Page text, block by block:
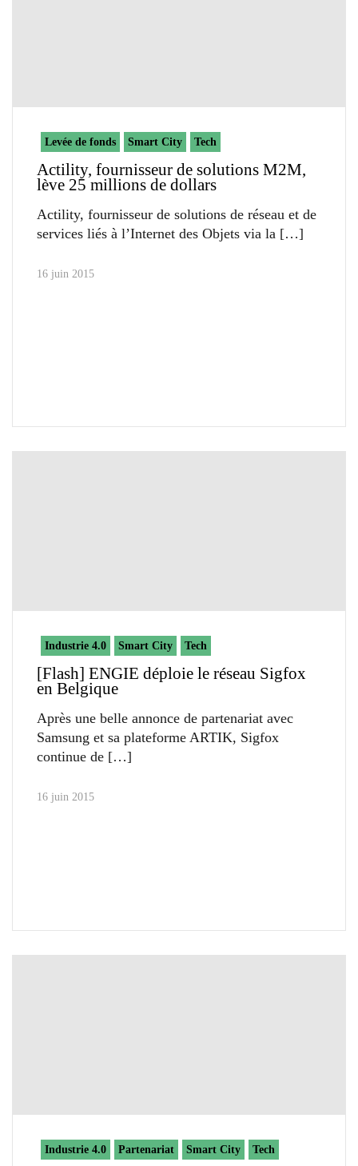
Levée de fonds Smart City Tech
Actility, fournisseur de solutions M2M,
lève 25 millions de dollars
Actility, fournisseur de solutions de réseau et de
services liés à l’Internet des Objets via la
16 juin 2015
Industrie 4.0 Smart City Tech
[Flash] ENGIE déploie le réseau Sigfox
en Belgique
Après une belle annonce de partenariat avec
Samsung et sa plateforme ARTIK, Sigfox
continue de
16 juin 2015
Industrie 4.0 Partenariat Smart City Tech